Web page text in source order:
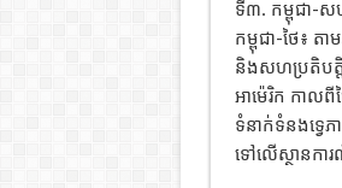
ទី៣. កម្ពុជា-ស
កម្ពុជា-ថៃ៖ តា
និងសហប្រតិបត្តិ
អាម៉េរិក កាលពី
ទំនាក់ទំនងទ្វេភ
ទៅលើស្ថានកា